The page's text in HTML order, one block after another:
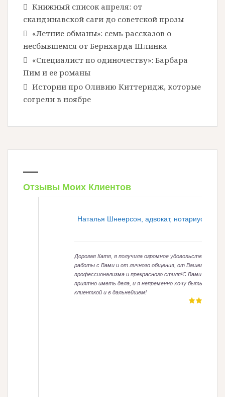
м
Книжный список апреля: от
скандинавской саги до советской прозы
«Летние обманы»: семь рассказов о
несбывшемся от Бернхарда Шлинка
«Специалист по одиночеству»: Барбара
Пим и ее романы
Истории про Оливию Киттеридж, которые
согрели в ноябре
Отзывы Моих Клиентов
Наталья Шнеерсон, адвокат, нотариус
Дорогая Катя, я получила огромное удовольствие от
работы с Вами и от личного общения, от Вашего
профессионализма и прекрасного стиля!С Вами легко и
приятно иметь дела, и я непременно хочу быть Вашей
клиенткой и в дальнейшем!